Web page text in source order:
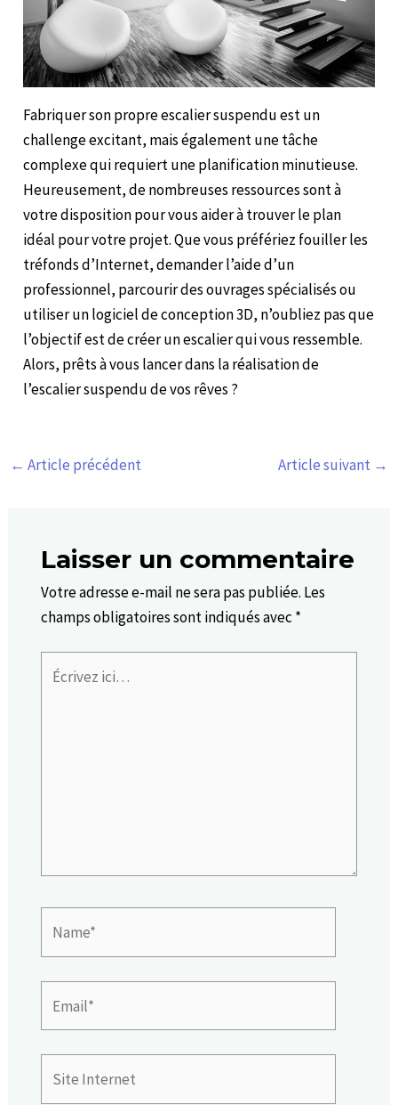
Fabriquer son propre escalier suspendu est un
challenge excitant, mais également une tâche
complexe qui requiert une planification minutieuse.
Heureusement, de nombreuses ressources sont à
votre disposition pour vous aider à trouver le plan
idéal pour votre projet. Que vous préfériez fouiller les
tréfonds d’Internet, demander l’aide d’un
professionnel, parcourir des ouvrages spécialisés ou
utiliser un logiciel de conception 3D, n’oubliez pas que
l’objectif est de créer un escalier qui vous ressemble.
Alors, prêts à vous lancer dans la réalisation de
l’escalier suspendu de vos rêves ?
← Article précédent Article suivant →
Laisser un commentaire
Votre adresse e-mail ne sera pas publiée. Les
champs obligatoires sont indiqués avec *
Écrivez
ici…
Internet